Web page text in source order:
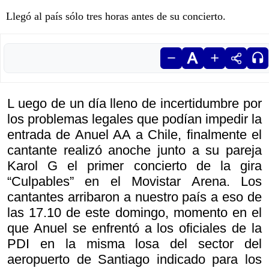
Llegó al país sólo tres horas antes de su concierto.
L uego de un día lleno de incertidumbre por
los problemas legales que podían impedir la
entrada de Anuel AA a Chile, finalmente el
cantante realizó anoche junto a su pareja
Karol G el primer concierto de la gira
“Culpables” en el Movistar Arena. Los
cantantes arribaron a nuestro país a eso de
las 17.10 de este domingo, momento en el
que Anuel se enfrentó a los oficiales de la
PDI en la misma losa del sector del
aeropuerto de Santiago indicado para los